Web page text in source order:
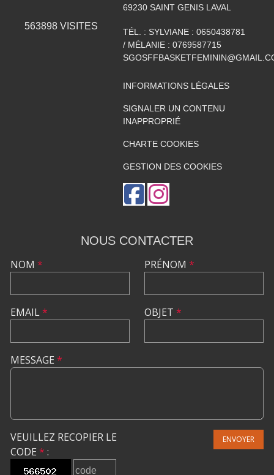
563898 VISITES
69230 SAINT GENIS LAVAL
TÉL. : SYLVIANE : 0650438781
/ MÉLANIE : 0769587715
INFORMATIONS LÉGALES
SIGNALER UN CONTENU
INAPPROPRIÉ
CHARTE COOKIES
GESTION DES COOKIES
NOUS CONTACTER
NOM *
EMAIL*
PRÉNOM *
OBJET *
MESSAGE *
VEUILLEZ RECOPIER LE
CODE * :
ENVOYER